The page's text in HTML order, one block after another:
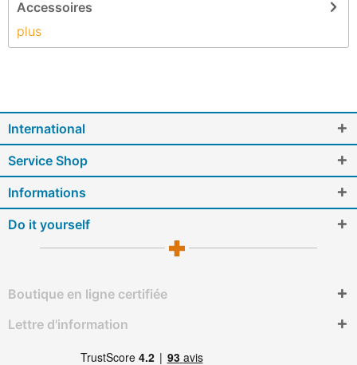
Accessoires
plus
International
Service Shop
Informations
Do it yourself
Boutique en ligne certifiée
Lettre d'information